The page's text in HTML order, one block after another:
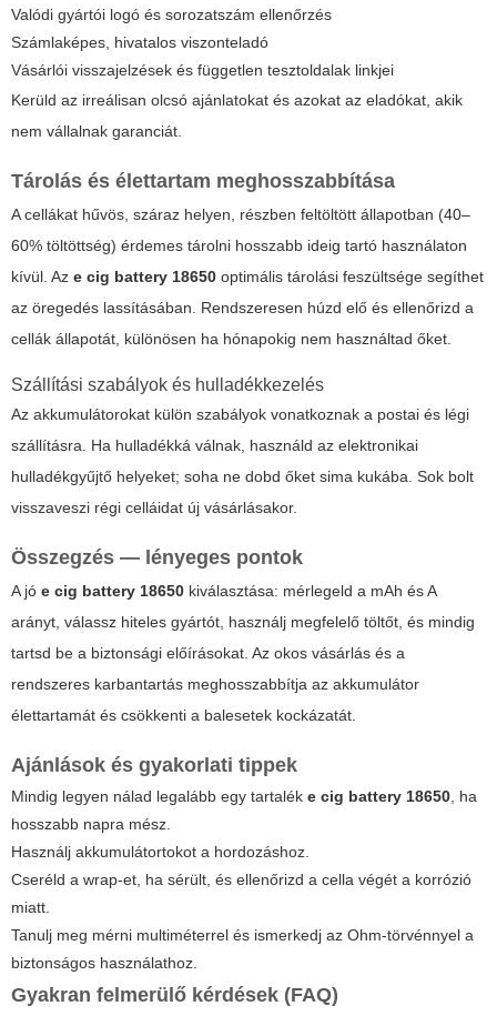
Valódi gyártói logó és sorozatszám ellenőrzés
Számlaképes, hivatalos viszonteladó
Vásárlói visszajelzések és független tesztoldalak linkjei
Kerüld az irreálisan olcsó ajánlatokat és azokat az eladókat, akik
nem vállalnak garanciát.
Tárolás és élettartam meghosszabbítása
A cellákat hűvös, száraz helyen, részben feltöltött állapotban (40–
60% töltöttség) érdemes tárolni hosszabb ideig tartó használaton
kívül. Az e cig battery 18650 optimális tárolási feszültsége segíthet
az öregedés lassításában. Rendszeresen húzd elő és ellenőrizd a
cellák állapotát, különösen ha hónapokig nem használtad őket.
Szállítási szabályok és hulladékkezelés
Az akkumulátorokat külön szabályok vonatkoznak a postai és légi
szállításra. Ha hulladékká válnak, használd az elektronikai
hulladékgyűjtő helyeket; soha ne dobd őket sima kukába. Sok bolt
visszaveszi régi celláidat új vásárlásakor.
Összegzés — lényeges pontok
A jó e cig battery 18650 kiválasztása: mérlegeld a mAh és A
arányt, válassz hiteles gyártót, használj megfelelő töltőt, és mindig
tartsd be a biztonsági előírásokat. Az okos vásárlás és a
rendszeres karbantartás meghosszabbítja az akkumulátor
élettartamát és csökkenti a balesetek kockázatát.
Ajánlások és gyakorlati tippek
Mindig legyen nálad legalább egy tartalék e cig battery 18650 , ha
hosszabb napra mész.
Használj akkumulátortokot a hordozáshoz.
Cseréld a wrap-et, ha sérült, és ellenőrizd a cella végét a korrózió
miatt.
Tanulj meg mérni multiméterrel és ismerkedj az Ohm-törvénnyel a
biztonságos használathoz.
Gyakran felmerülő kérdések (FAQ)